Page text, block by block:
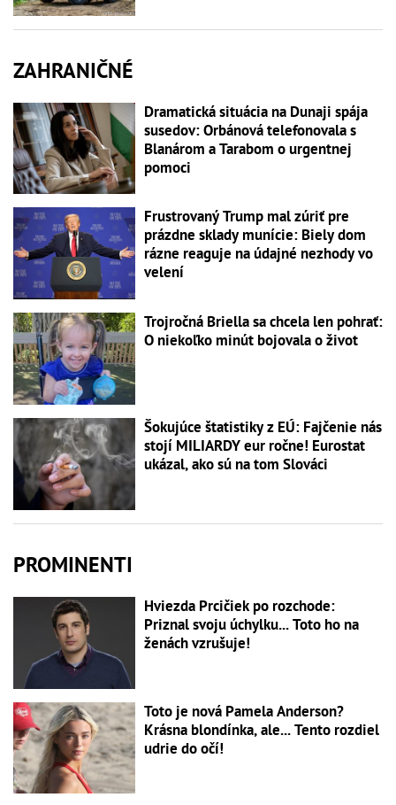
ZAHRANIČNÉ
Dramatická situácia na Dunaji spája
susedov: Orbánová telefonovala s
Blanárom a Tarabom o urgentnej
pomoci
Frustrovaný Trump mal zúriť pre
prázdne sklady munície: Biely dom
rázne reaguje na údajné nezhody vo
velení
Trojročná Briella sa chcela len pohrať:
O niekoľko minút bojovala o život
Šokujúce štatistiky z EÚ: Fajčenie nás
stojí MILIARDY eur ročne! Eurostat
ukázal, ako sú na tom Slováci
PROMINENTI
Hviezda Prcičiek po rozchode:
Priznal svoju úchylku... Toto ho na
ženách vzrušuje!
Toto je nová Pamela Anderson?
Krásna blondínka, ale... Tento rozdiel
udrie do očí!